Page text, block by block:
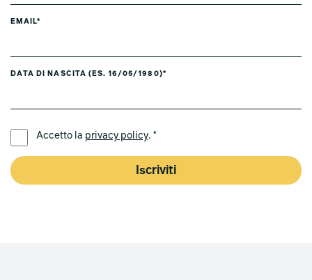
EMAIL*
DATA DI NASCITA (ES. 16/05/1980)*
Accetto la privacy policy. *
Iscriviti